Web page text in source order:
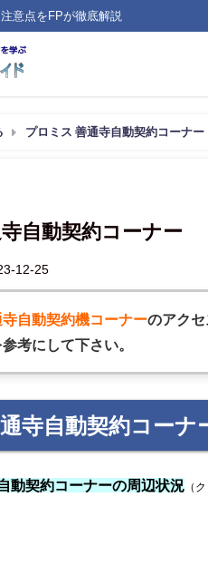
意点をFPが徹底解説
プロミス 善通寺自動契約コーナー
自動契約コーナー
12-25
自動契約機コーナーのアク
考にして下さい。
寺自動契約コーナ
動契約コーナーの周辺状況 （